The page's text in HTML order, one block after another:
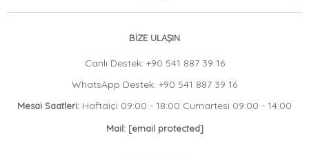
BİZE ULAŞIN
Canlı Destek: +90 541 887 39 16
WhatsApp Destek: +90 541 887 39 16
Mesai Saatleri: Haftaiçi 09:00 - 18:00 Cumartesi 09:00 - 14:00
Mail: [email protected]